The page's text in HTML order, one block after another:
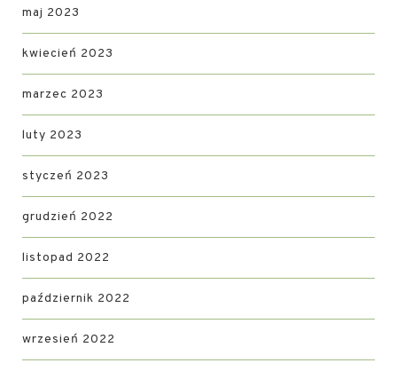
maj 2023
kwiecień 2023
marzec 2023
luty 2023
styczeń 2023
grudzień 2022
listopad 2022
październik 2022
wrzesień 2022